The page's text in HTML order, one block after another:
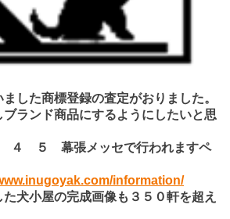
した商標登録の査定がおりました。
ランド商品にするようにしたいと思
５ 幕張メッセで行われますペ
information/
犬小屋の完成画像も３５０軒を超え